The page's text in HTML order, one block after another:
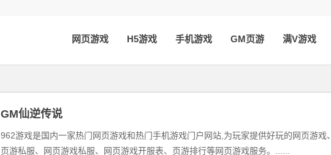
网页游戏 H5游戏 手机游戏 GM页游 满V游戏
GM仙逆传说
962游戏是国内一家热门网页游戏和热门手机游戏门户网站,为玩家提供好玩的网页游戏、
页游私服、网页游戏私服、网页游戏开服表、页游排行等网页游戏服务。......